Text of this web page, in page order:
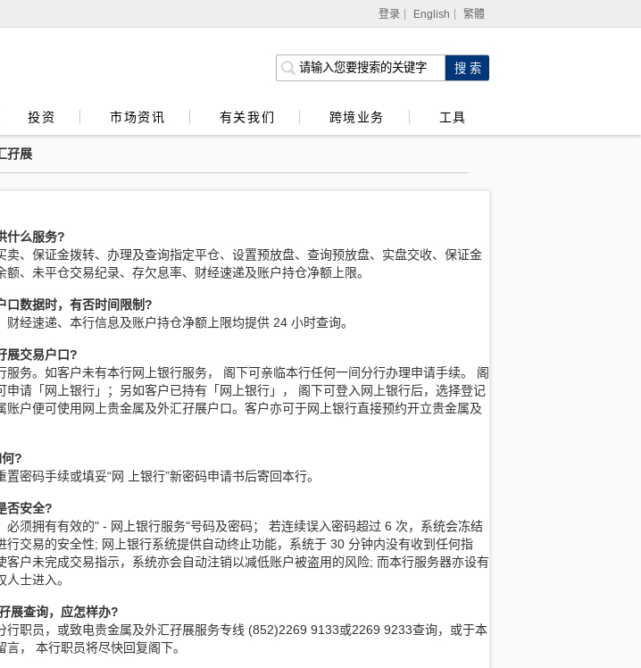
登录 English 繁體
强积金服务
投资 市场资讯 有关我们 跨境业务 工具
孖展
什么服务?
卖、保证金拨转、办理及查询指定平仓、设置预放盘、查询预放盘、实盘交收、保证金
、未平仓交易纪录、存欠息率、财经速递及账户持仓净额上限。
数据时，有否时间限制?
经速递、本行信息及账户持仓净额上限均提供 24 小时查询。
展交易户口?
服务。如客户未有本行网上银行服务， 阁下可亲临本行任何一间分行办理申请手续。 阁
申请「网上银行」；另如客户已持有「网上银行」， 阁下可登入网上银行后，选择登记
账户便可使用网上贵金属及外汇孖展户口。客户亦可于网上银行直接预约开立贵金属及
?
密码手续或填妥“网 上银行”新密码申请书后寄回本行。
否安全?
必须拥有有效的" - 网上银行服务"号码及密码； 若连续误入密码超过 6 次，系统会冻结
行交易的安全性; 网上银行系统提供自动终止功能，系统于 30 分钟内没有收到任何指
客户未完成交易指示，系统亦会自动注销以减低账户被盗用的风险; 而本行服务器亦设有
士进入。
展查询，应怎样办?
行职员，或致电贵金属及外汇孖展服务专线 (852)2269 9133或2269 9233查询，或于本
， 本行职员将尽快回复阁下。